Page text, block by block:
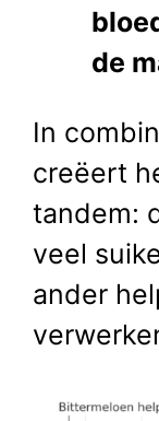
de
In
creëert
tandem:
veel
ander